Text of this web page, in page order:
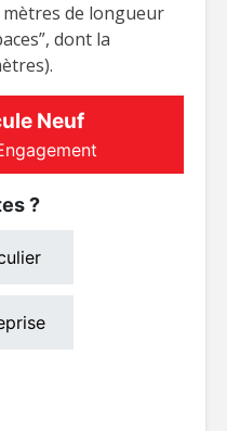
de longueur
dont la